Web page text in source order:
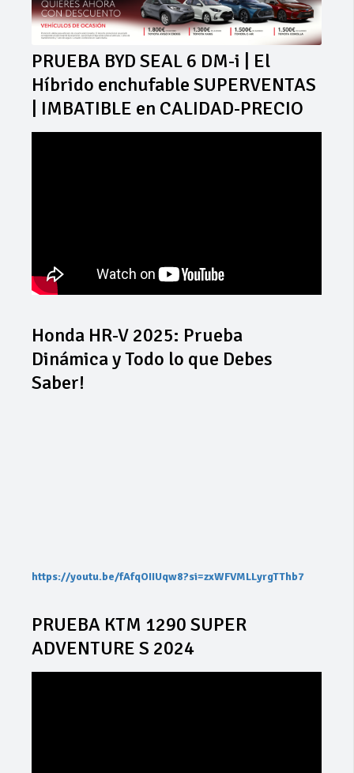
PRUEBA BYD SEAL 6 DM-i | El
Híbrido enchufable SUPERVENTAS
| IMBATIBLE en CALIDAD-PRECIO
Honda HR-V 2025: Prueba
Dinámica y Todo lo que Debes
Saber!
https://youtu.be/fAfqOIIUqw8?si=zxWFVMLLyrgTThb7
PRUEBA KTM 1290 SUPER
ADVENTURE S 2024